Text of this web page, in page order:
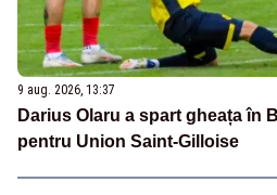
9 aug. 2026, 13:37
Darius Olaru a spart gheața în
pentru Union Saint-Gilloise